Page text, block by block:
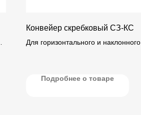
Конвейер скребковый СЗ-КС
Для горизонтального и наклонного
Подробнее о товаре